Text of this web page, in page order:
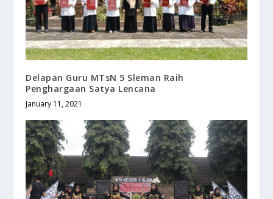
Delapan Guru MTsN 5 Sleman Raih
Penghargaan Satya Lencana
January 11, 2021